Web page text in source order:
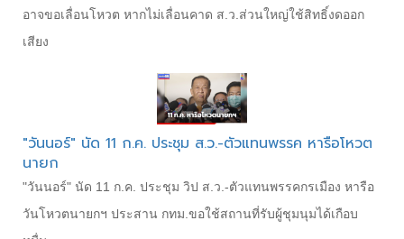
อาจขอเลื่อนโหวต หากไม่เลื่อนคาด ส.ว.ส่วนใหญ่ใช้สิทธิ์งดออก
เสียง
"วันนอร์" นัด 11 ก.ค. ประชุม ส.ว.-ตัวแทนพรรค หารือโหวต
นายก
"วันนอร์" นัด 11 ก.ค. ประชุม วิป ส.ว.-ตัวแทนพรรคกรเมือง หารือ
วันโหวตนายกฯ ประสาน กทม.ขอใช้สถานที่รับผู้ชุมนุมได้เกือบ